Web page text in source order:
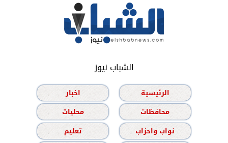
الشباب نيوز
الرئيسية
اخبار
محافظات
محليات
نواب واحزاب
تعليم